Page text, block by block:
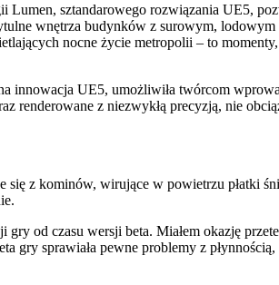
sztandarowego rozwiązania UE5,
wnętrza budynków z surowym,
nocne życie metropolii – to
UE5, umożliwiła twórcom
renderowane z niezwykłą precyzją, nie
z kominów, wirujące w powietrzu płatki
od czasu wersji beta. Miałem okazję
sprawiała pewne problemy z